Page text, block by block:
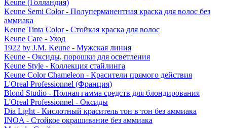
Keune (Голландия)
Keune Semi Color - Полуперманентная краска для волос без
аммиака
Keune Tinta Color - Стойкая краска для волос
Keune Care - Уход
1922 by J.M. Keune - Мужская линия
Keune - Оксиды, порошки для осветления
Keune Style - Коллекция стайлинга
Keune Color Chameleon - Красители прямого действия
L'Oreal Professionnel (Франция)
Blond Studio - Полная гамма средств для блондирования
L'Oreal Professionnel - Оксиды
Dia Light - Кислотный краситель тон в тон без аммиака
INOA - Стойкое окрашивание без аммиака